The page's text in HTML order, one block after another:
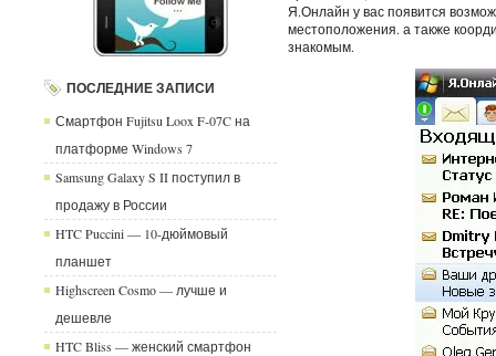
ПОСЛЕДНИЕ ЗАПИСИ
Смартфон Fujitsu Loox F-07C на
платформе Windows 7
Samsung Galaxy S II поступил в
продажу в России
HTC Puccini — 10-дюймовый
планшет
Highscreen Cosmo — лучше и
дешевле
HTC Bliss — женский смартфон
Я.Онлайн у вас появится
местоположения. а также
знакомым.